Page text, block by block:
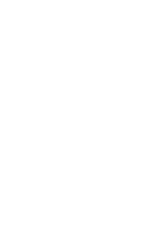
Zeitplan